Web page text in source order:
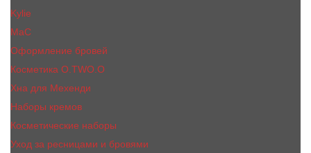
Kylie
MaC
Оформление бровей
Косметика O.TWO.O
Хна для Мехенди
Наборы кремов
Косметические наборы
Уход за ресницами и бровями